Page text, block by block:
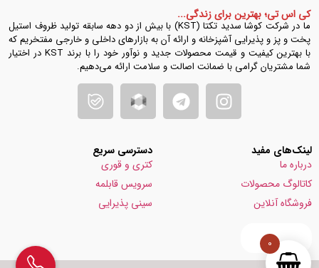
کی اس تی؛ بهترین برای زندگی...
ما در شرکت کوشا سدید تکتا (KST) با بیش از دو دهه سابقه تولید ظروف استیل
پخت و پز و پذیرایی آشپزخانه و ارائه آن به بازارهای داخلی و خارجی مفتخریم که
با بهترین کیفیت و قیمت محصولات جدید و نوآور خود را با برند KST در اختیار
شما مشتریان گرامی با ضمانت اصالت و سلامت ارائه می‌دهیم.
لینک‌های مفید
درباره ما
کاتالوگ محصولات
فروشگاه آنلاین
دسترسی سریع
کتری و قوری
سرویس قابلمه
سینی پذیرایی
0